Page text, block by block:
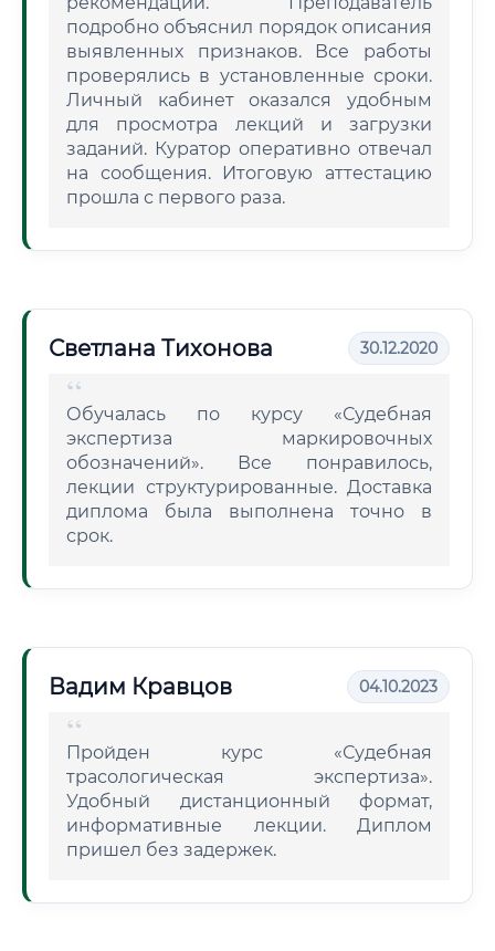
подробно объяснил порядок описания
выявленных признаков. Все работы
проверялись в установленные сроки.
Личный кабинет оказался удобным
для просмотра лекций и загрузки
заданий. Куратор оперативно отвечал
на сообщения. Итоговую аттестацию
прошла с первого раза.
Светлана Тихонова 30.12.2020
Обучалась по курсу «Судебная
экспертиза маркировочных
обозначений». Все понравилось,
лекции структурированные. Доставка
диплома была выполнена точно в
срок.
Вадим Кравцов 04.10.2023
Пройден курс «Судебная
трасологическая экспертиза».
Удобный дистанционный формат,
информативные лекции. Диплом
пришел без задержек.